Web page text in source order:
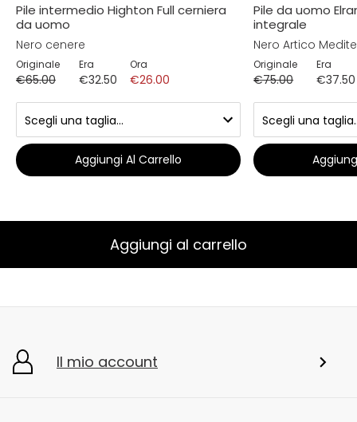
Pile intermedio Highton Full cerniera
da uomo
Nero cenere
Originale
€65.00
Era
€32.50
Ora
€26.00
Aggiungi Al Carrello
Pile da uomo
integrale
Nero Artico
Originale
€75.00
Era
€37.50
Aggiungi al carrello
Il mio account